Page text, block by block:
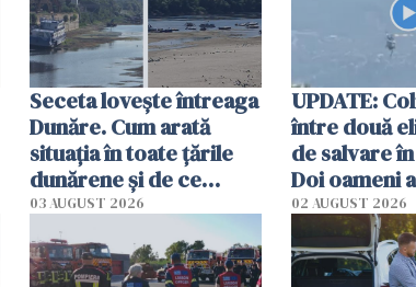
Seceta lovește întreaga
Dunăre. Cum arată
situația în toate țările
dunărene și de ce
România resimte
efectele, deși a plouat
în iulie
03 AUGUST 2026
UPDATE:
între două
de salvare
Doi oameni
02 AUGUST 2026